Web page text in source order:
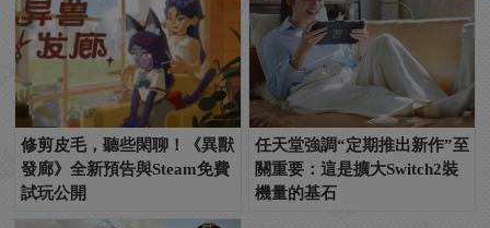
修剪皮毛，聽些閑聊！《異獸
發廊》全新預告與Steam免費
試玩公開
任天堂強調“定期推出新作”至
關重要：這是擴大Switch2裝
機量的基石